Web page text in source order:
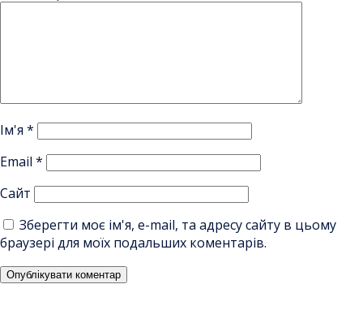
Ім'я *
Email *
Сайт
Зберегти моє ім'я, e-mail, та адресу сайту в цьому
браузері для моїх подальших коментарів.